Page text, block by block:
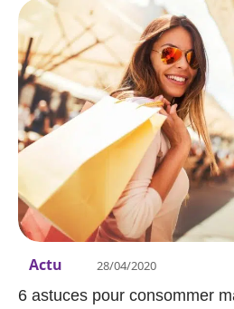
Actu 28/04/2020
6 astuces pour consommer